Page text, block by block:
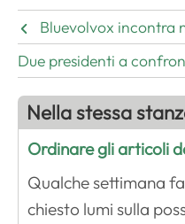
Bluevolvox incontra
Due presidenti a
Nella stessa
Ordinare gli articoli
Qualche settimana
chiesto lumi sulla